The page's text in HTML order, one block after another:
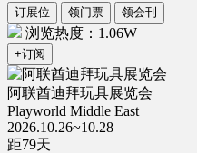
订展位 领门票 领会刊
浏览热度：1.06W
+订阅
阿联酋迪拜玩具展览会
Playworld Middle East
2026.10.26~10.28
距79天